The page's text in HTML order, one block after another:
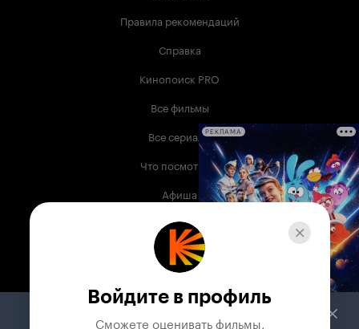
Правила рекомендаций
Справка
Кинопоиск PRO
Все фильмы
Все сериалы
Что посмотреть
Афиша
Музыка
Телепрограмма
Служба поддержки
РЕКЛАМА
Войдите в профиль
Сможете оценивать фильмы,